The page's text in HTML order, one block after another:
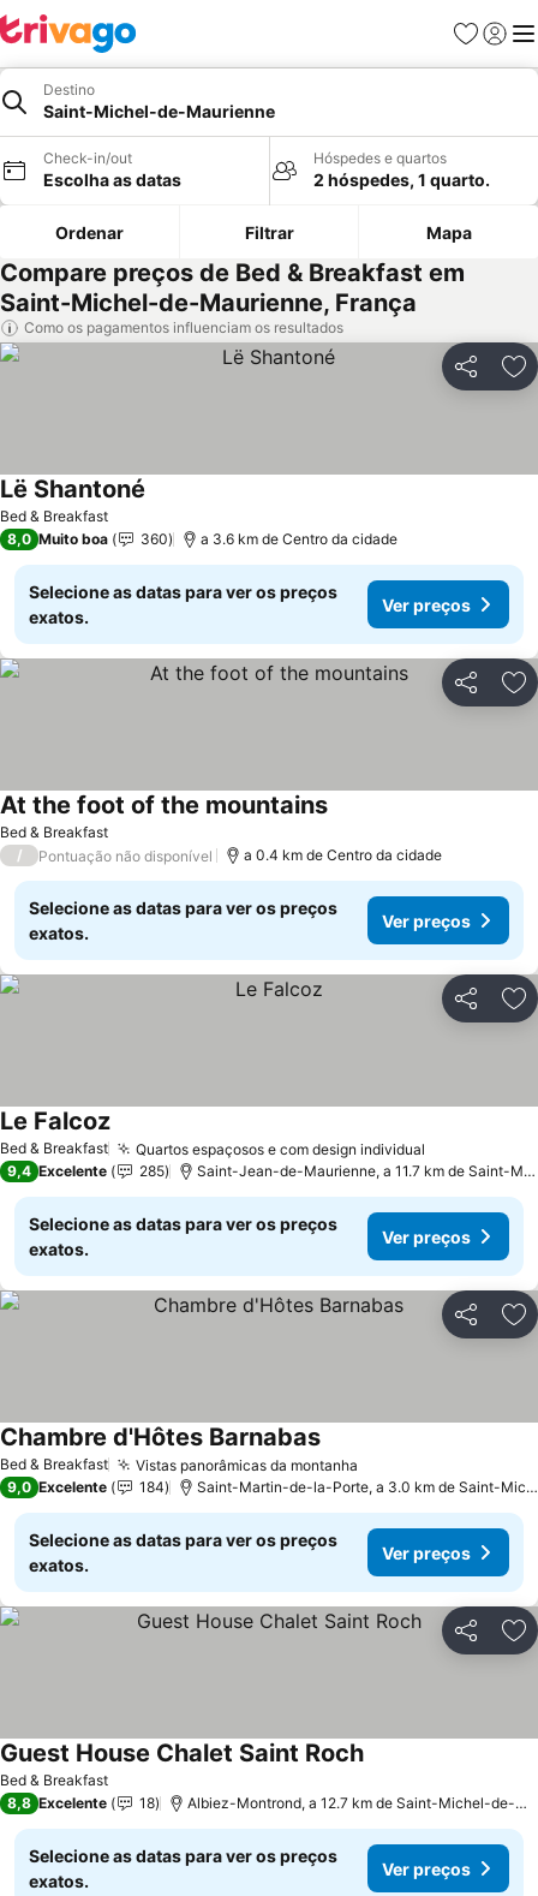
Favoritos
Iniciar
Destino
Saint-Michel-de-Maurienne
Check-in/out
Escolha as datas
Hóspedes e quartos
2 hóspedes, 1 quarto.
Ordenar Filtrar Mapa
Compare preços de Bed & Breakfast em
Saint-Michel-de-Maurienne, França
Como os pagamentos influenciam os resultados
Partilhar
Bed & Breakfast
Lë Shantoné
8,0 Muito boa 360 a 3.6 km de Centro da cidade
Selecione as datas para ver os preços
exatos.
Ver preços
Partilhar
Bed & Breakfast
At the foot of the mountainsVer preços
/ Pontuação não disponível a 0.4 km de Centro da cidade
Selecione as datas para ver os preços
exatos.
Ver preços
Partilhar
Bed & Breakfast Quartos espaçosos e com design individual
Le FalcozVer preços
9,4 Excelente 285 Saint-Jean-de-Maurienne, a 11.7 km de Saint-
Selecione as datas para ver os preços
exatos.
Ver preços
Partilhar
Bed & Breakfast Vistas panorâmicas da montanha
Chambre d'Hôtes BarnabasVer preços
9,0 Excelente 184 Saint-Martin-de-la-Porte, a 3.0 km de Saint-
Selecione as datas para ver os preços
exatos.
Ver preços
Partilhar
Bed & Breakfast
Guest House Chalet Saint RochVer preços
8,8 Excelente 18 Albiez-Montrond, a 12.7 km de Saint-Michel-de-
Selecione as datas para ver os preços
exatos.
Ver preços